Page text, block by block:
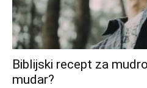
Biblijski recept za
mudar?